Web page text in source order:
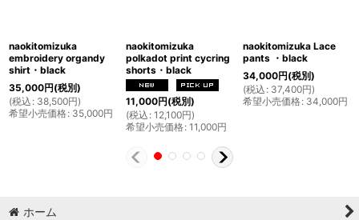
naokitomizuka
embroidery organdy
shirt・black
35,000円(税別)
(税込 : 38,500円)
希望小売価格: 35,000円
naokitomizuka
polkadot print cycring
shorts・black
11,000円(税別)
(税込 : 12,100円)
希望小売価格: 11,000円
naokitomizuka Lace
pants ・black
34,000円(税別)
(税込 : 37,400円)
希望小売価格: 34,000円
ホーム